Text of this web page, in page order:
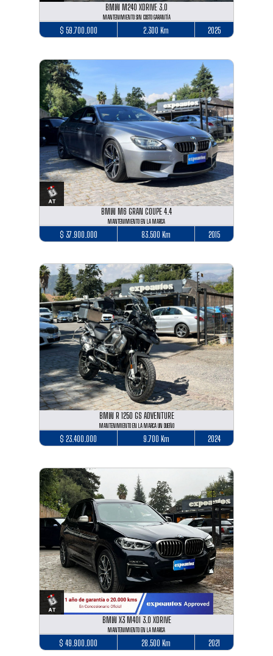
BMW M240 XDRIVE 3.0
MANTENIMIENTO SIN COSTO GARANTÍA
$ 59.700.000 2.300 Km 2025
BMW M6 GRAN COUPE 4.4
MANTENIMIENTO EN LA MARCA
$ 37.900.000 83.500 Km 2015
BMW R 1250 GS ADVENTURE
MANTENIMIENTO EN LA MARCA UN DUEÑO
$ 23.400.000 9.700 Km 2024
BMW X3 M40I 3.0 XDRIVE
MANTENIMIENTO EN LA MARCA
$ 49.900.000 28.500 Km 2021